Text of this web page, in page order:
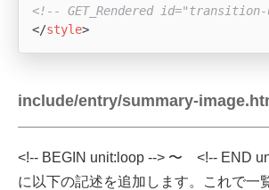
<!-- GET_Rendered
</style>
include/entry/summary-
<!-- BEGIN unit:loop --> 〜 <!-- END
に以下の記述を追加します。これで一